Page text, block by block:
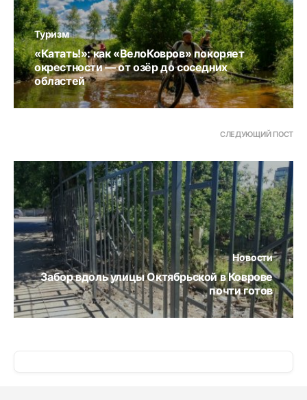
Туризм
«Катать!»: как «ВелоКовров» покоряет
окрестности — от озёр до соседних
областей
СЛЕДУЮЩИЙ ПОСТ
Новости
Забор вдоль улицы Октябрьской в Коврове
почти готов